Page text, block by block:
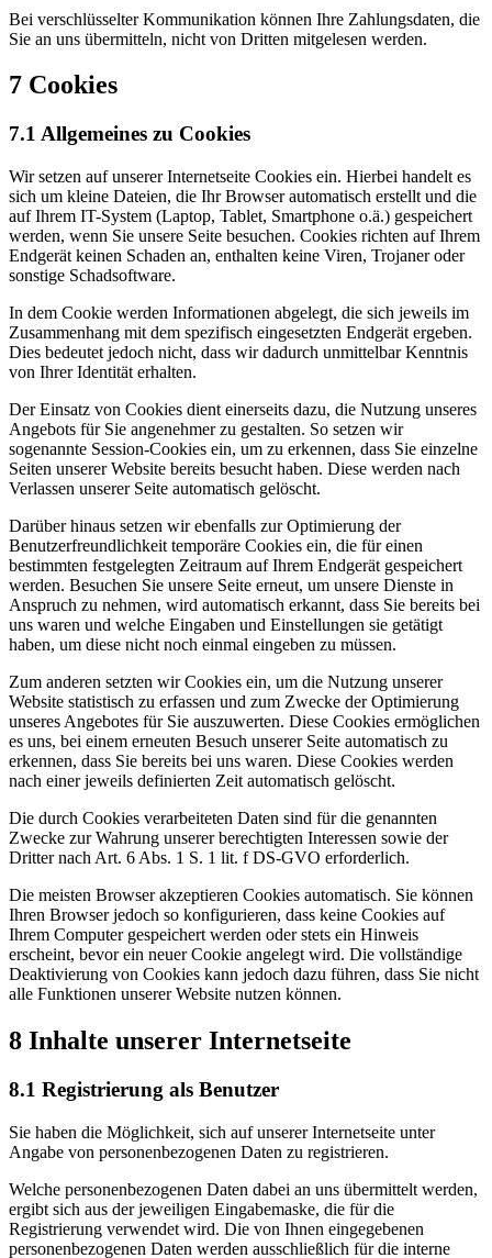
Bei verschlüsselter Kommunikation können Ihre Zahlungsdaten, die
Sie an uns übermitteln, nicht von Dritten mitgelesen werden.
7 Cookies
7.1 Allgemeines zu Cookies
Wir setzen auf unserer Internetseite Cookies ein. Hierbei handelt es
sich um kleine Dateien, die Ihr Browser automatisch erstellt und die
auf Ihrem IT-System (Laptop, Tablet, Smartphone o.ä.) gespeichert
werden, wenn Sie unsere Seite besuchen. Cookies richten auf Ihrem
Endgerät keinen Schaden an, enthalten keine Viren, Trojaner oder
sonstige Schadsoftware.
In dem Cookie werden Informationen abgelegt, die sich jeweils im
Zusammenhang mit dem spezifisch eingesetzten Endgerät ergeben.
Dies bedeutet jedoch nicht, dass wir dadurch unmittelbar Kenntnis
von Ihrer Identität erhalten.
Der Einsatz von Cookies dient einerseits dazu, die Nutzung unseres
Angebots für Sie angenehmer zu gestalten. So setzen wir
sogenannte Session-Cookies ein, um zu erkennen, dass Sie einzelne
Seiten unserer Website bereits besucht haben. Diese werden nach
Verlassen unserer Seite automatisch gelöscht.
Darüber hinaus setzen wir ebenfalls zur Optimierung der
Benutzerfreundlichkeit temporäre Cookies ein, die für einen
bestimmten festgelegten Zeitraum auf Ihrem Endgerät gespeichert
werden. Besuchen Sie unsere Seite erneut, um unsere Dienste in
Anspruch zu nehmen, wird automatisch erkannt, dass Sie bereits bei
uns waren und welche Eingaben und Einstellungen sie getätigt
haben, um diese nicht noch einmal eingeben zu müssen.
Zum anderen setzten wir Cookies ein, um die Nutzung unserer
Website statistisch zu erfassen und zum Zwecke der Optimierung
unseres Angebotes für Sie auszuwerten. Diese Cookies ermöglichen
es uns, bei einem erneuten Besuch unserer Seite automatisch zu
erkennen, dass Sie bereits bei uns waren. Diese Cookies werden
nach einer jeweils definierten Zeit automatisch gelöscht.
Die durch Cookies verarbeiteten Daten sind für die genannten
Zwecke zur Wahrung unserer berechtigten Interessen sowie der
Dritter nach Art. 6 Abs. 1 S. 1 lit. f DS-GVO erforderlich.
Die meisten Browser akzeptieren Cookies automatisch. Sie können
Ihren Browser jedoch so konfigurieren, dass keine Cookies auf
Ihrem Computer gespeichert werden oder stets ein Hinweis
erscheint, bevor ein neuer Cookie angelegt wird. Die vollständige
Deaktivierung von Cookies kann jedoch dazu führen, dass Sie nicht
alle Funktionen unserer Website nutzen können.
8 Inhalte unserer Internetseite
8.1 Registrierung als Benutzer
Sie haben die Möglichkeit, sich auf unserer Internetseite unter
Angabe von personenbezogenen Daten zu registrieren.
Welche personenbezogenen Daten dabei an uns übermittelt werden,
ergibt sich aus der jeweiligen Eingabemaske, die für die
Registrierung verwendet wird. Die von Ihnen eingegebenen
personenbezogenen Daten werden ausschließlich für die interne